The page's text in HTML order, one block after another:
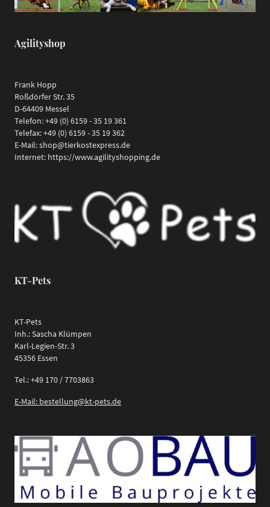
Agilityshop
Frank Hopp
Roßdörfer Str. 35
D-64409 Messel
Telefon: +49 (0) 6159 - 35 19 361
Telefax: +49 (0) 6159 - 35 19 362
E-Mail: shop@tierkostexpress.de
Internet: https://www.agilityshopping.de
KT-Pets
KT-Pets
Inh.: Sascha Klümpen
Karl-Legien-Str. 3
45356 Essen
Tel.: +49 170 / 7703863
E-Mail: bestellung@kt-pets.de